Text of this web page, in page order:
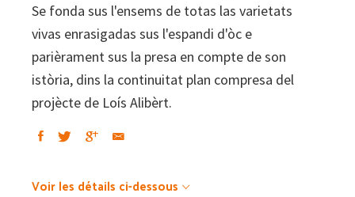
Se fonda sus l'ensems de totas las varietats
vivas enrasigadas sus l'espandi d'òc e
parièrament sus la presa en compte de son
istòria, dins la continuitat plan compresa del
projècte de Loís Alibèrt.
Voir les détails ci-dessous